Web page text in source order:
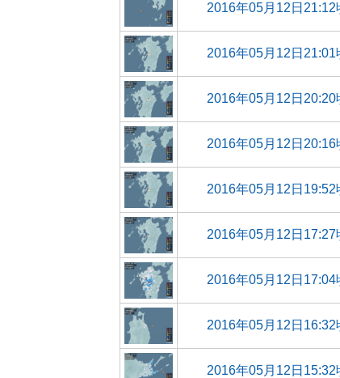
2016年05月12日21:12
2016年05月12日21:01
2016年05月12日20:20
2016年05月12日20:16
2016年05月12日19:52
2016年05月12日17:27
2016年05月12日17:04
2016年05月12日16:32
2016年05月12日15:32